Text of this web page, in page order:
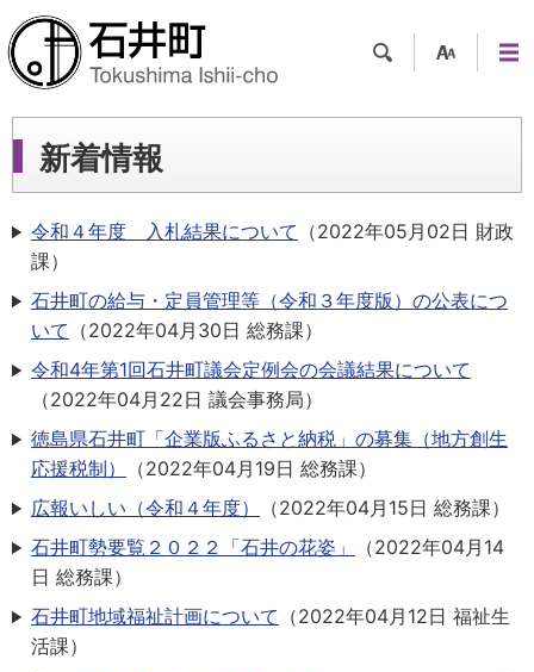
ツー
ュー
新着情報
令和４年度 入札結果について （2022年05月02日 財政
課）
石井町の給与・定員管理等（令和３年度版）の公表につ
いて （2022年04月30日 総務課）
令和4年第1回石井町議会定例会の会議結果について
（2022年04月22日 議会事務局）
徳島県石井町「企業版ふるさと納税」の募集（地方創生
応援税制）
（2022年04月19日 総務課）
広報いしい（令和４年度）
（2022年04月15日 総務課）
石井町勢要覧２０２２「石井の花姿」
（2022年04月14
日 総務課）
石井町地域福祉計画について （2022年04月12日 福祉生
活課）